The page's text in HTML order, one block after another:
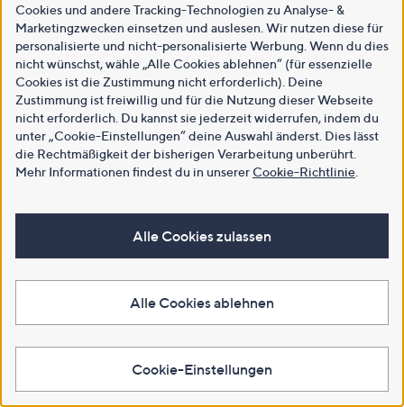
Cookies und andere Tracking-Technologien zu Analyse- &
Marketingzwecken einsetzen und auslesen. Wir nutzen diese für
personalisierte und nicht-personalisierte Werbung. Wenn du dies
nicht wünschst, wähle „Alle Cookies ablehnen“ (für essenzielle
Cookies ist die Zustimmung nicht erforderlich). Deine
Zustimmung ist freiwillig und für die Nutzung dieser Webseite
nicht erforderlich. Du kannst sie jederzeit widerrufen, indem du
unter „Cookie-Einstellungen“ deine Auswahl änderst. Dies lässt
die Rechtmäßigkeit der bisherigen Verarbeitung unberührt.
Mehr Informationen findest du in unsererCookie-Richtlinie
Alle Cookies zulassen
Alle Cookies ablehnen
Cookie-Einstellungen